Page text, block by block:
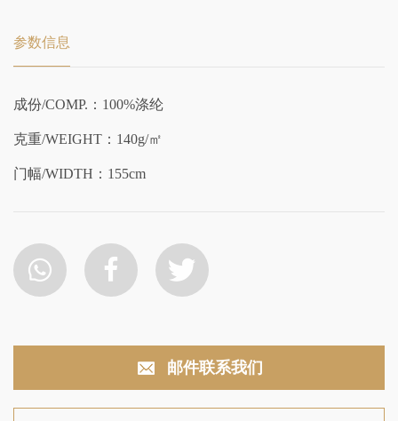
参数信息
成份/COMP.：100%涤纶
克重/WEIGHT：140g/㎡
门幅/WIDTH：155cm
邮件联系我们